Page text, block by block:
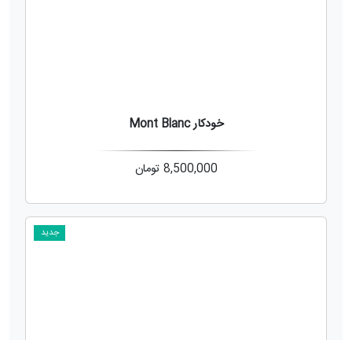
خودکار Mont Blanc
8,500,000 تومان
جدید